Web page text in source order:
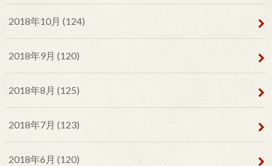
2018年10月 (124)
2018年9月 (120)
2018年8月 (125)
2018年7月 (123)
2018年6月 (120)